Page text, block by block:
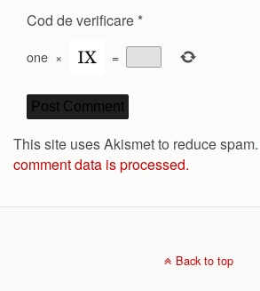
Cod de verificare *
one × =
This site uses Akismet to reduce spam.
comment data is processed.
Back to top